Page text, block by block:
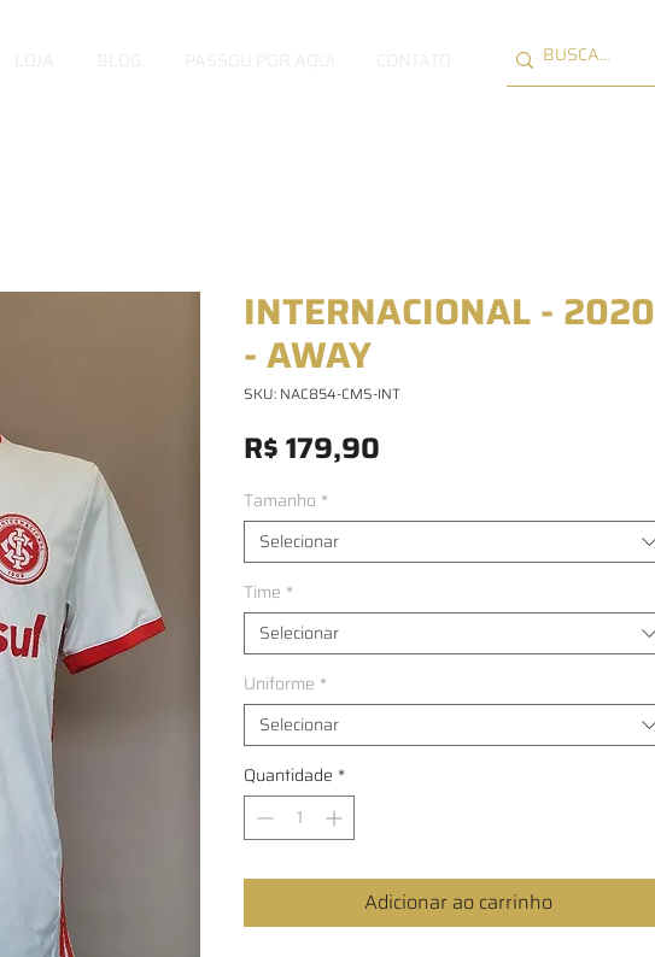
LOJA PASSOU POR AQUI CONTATO
INTERNACIONAL - 2020
- AWAY
SKU: NAC854-CMS-INT
R$ 179,90
Tamanho *
Selecionar
Time *
Selecionar
Uniforme *
Selecionar
Quantidade *
Adicionar ao carrinho